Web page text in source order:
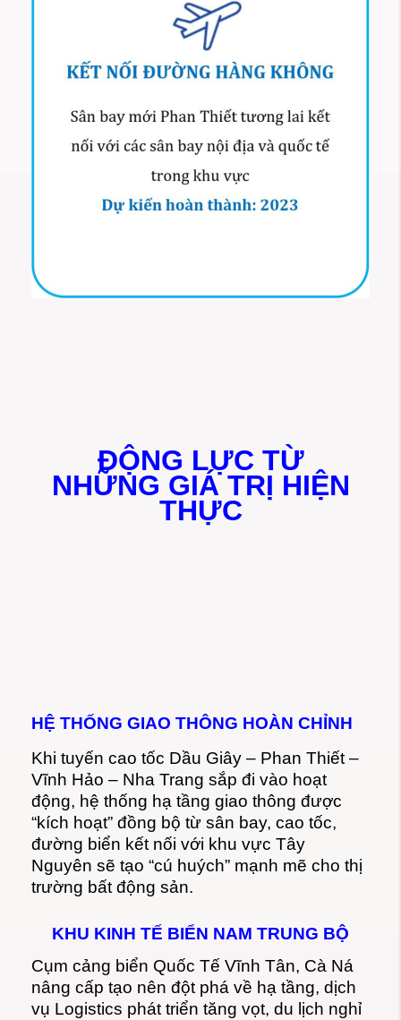
ĐỘNG LỰC TỪ
NHỮNG GIÁ TRỊ HIỆN
THỰC
HỆ THỐNG GIAO THÔNG HOÀN CHỈNH
Khi tuyến cao tốc Dầu Giây – Phan Thiết –
Vĩnh Hảo – Nha Trang sắp đi vào hoạt
động, hệ thống hạ tầng giao thông được
“kích hoạt” đồng bộ từ sân bay, cao tốc,
đường biển kết nối với khu vực Tây
Nguyên sẽ tạo “cú huých” mạnh mẽ cho thị
trường bất động sản.
KHU KINH TẾ BIỂN NAM TRUNG BỘ
Cụm cảng biển Quốc Tế Vĩnh Tân, Cà Ná
nâng cấp tạo nên đột phá về hạ tầng, dịch
vụ Logistics phát triển tăng vọt, du lịch nghỉ